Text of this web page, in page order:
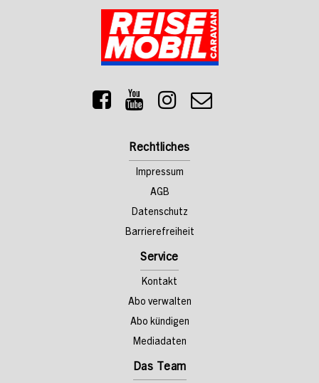
Rechtliches
Impressum
AGB
Datenschutz
Barrierefreiheit
Service
Kontakt
Abo verwalten
Abo kündigen
Mediadaten
Das Team